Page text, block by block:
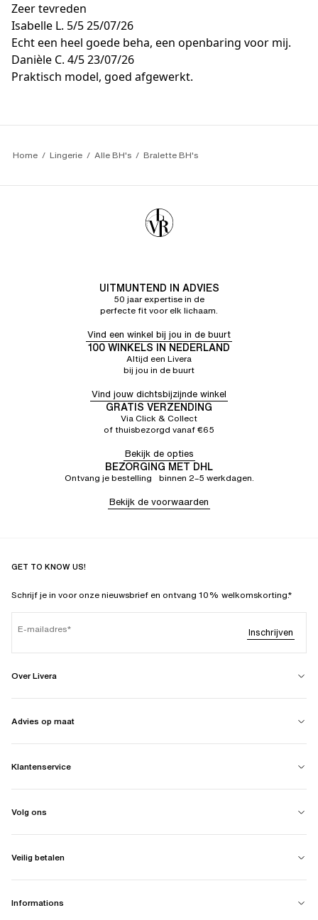
Zeer tevreden
Isabelle L. 5/525/07/26
Echt een heel goede beha, een openbaring voor mij.
Danièle C. 4/523/07/26
Praktisch model, goed afgewerkt.
Home Lingerie Alle BH's Bralette BH's
UITMUNTEND IN ADVIES
50 jaar expertise in de
perfecte fit voor elk lichaam.
Vind een winkel bij jou in de buurt
100 WINKELS IN NEDERLAND
Altijd een Livera
bij jou in de buurt
Vind jouw dichtsbijzijnde winkel
GRATIS VERZENDING
Via Click & Collect
of thuisbezorgd vanaf €65
Bekijk de opties
BEZORGING MET DHL
Ontvang je bestelling binnen 2–5 werkdagen.
Bekijk de voorwaarden
GET TO KNOW US!
Schrijf je in voor onze nieuwsbrief en ontvang 10% welkomskorting.*
E-mailadres Inschrijven
Over Livera
Advies op maat
Klantenservice
Volg ons
Veilig betalen
Informations